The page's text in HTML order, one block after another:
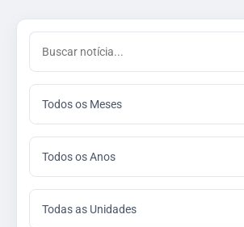
Todos os Meses
Todos os Anos
Todas as Unidades